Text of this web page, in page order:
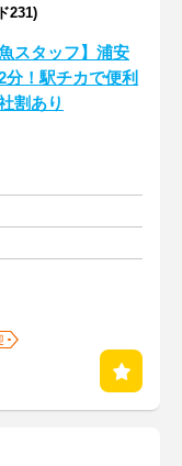
231)
スタッフ】浦安
！駅チカで便利
割あり